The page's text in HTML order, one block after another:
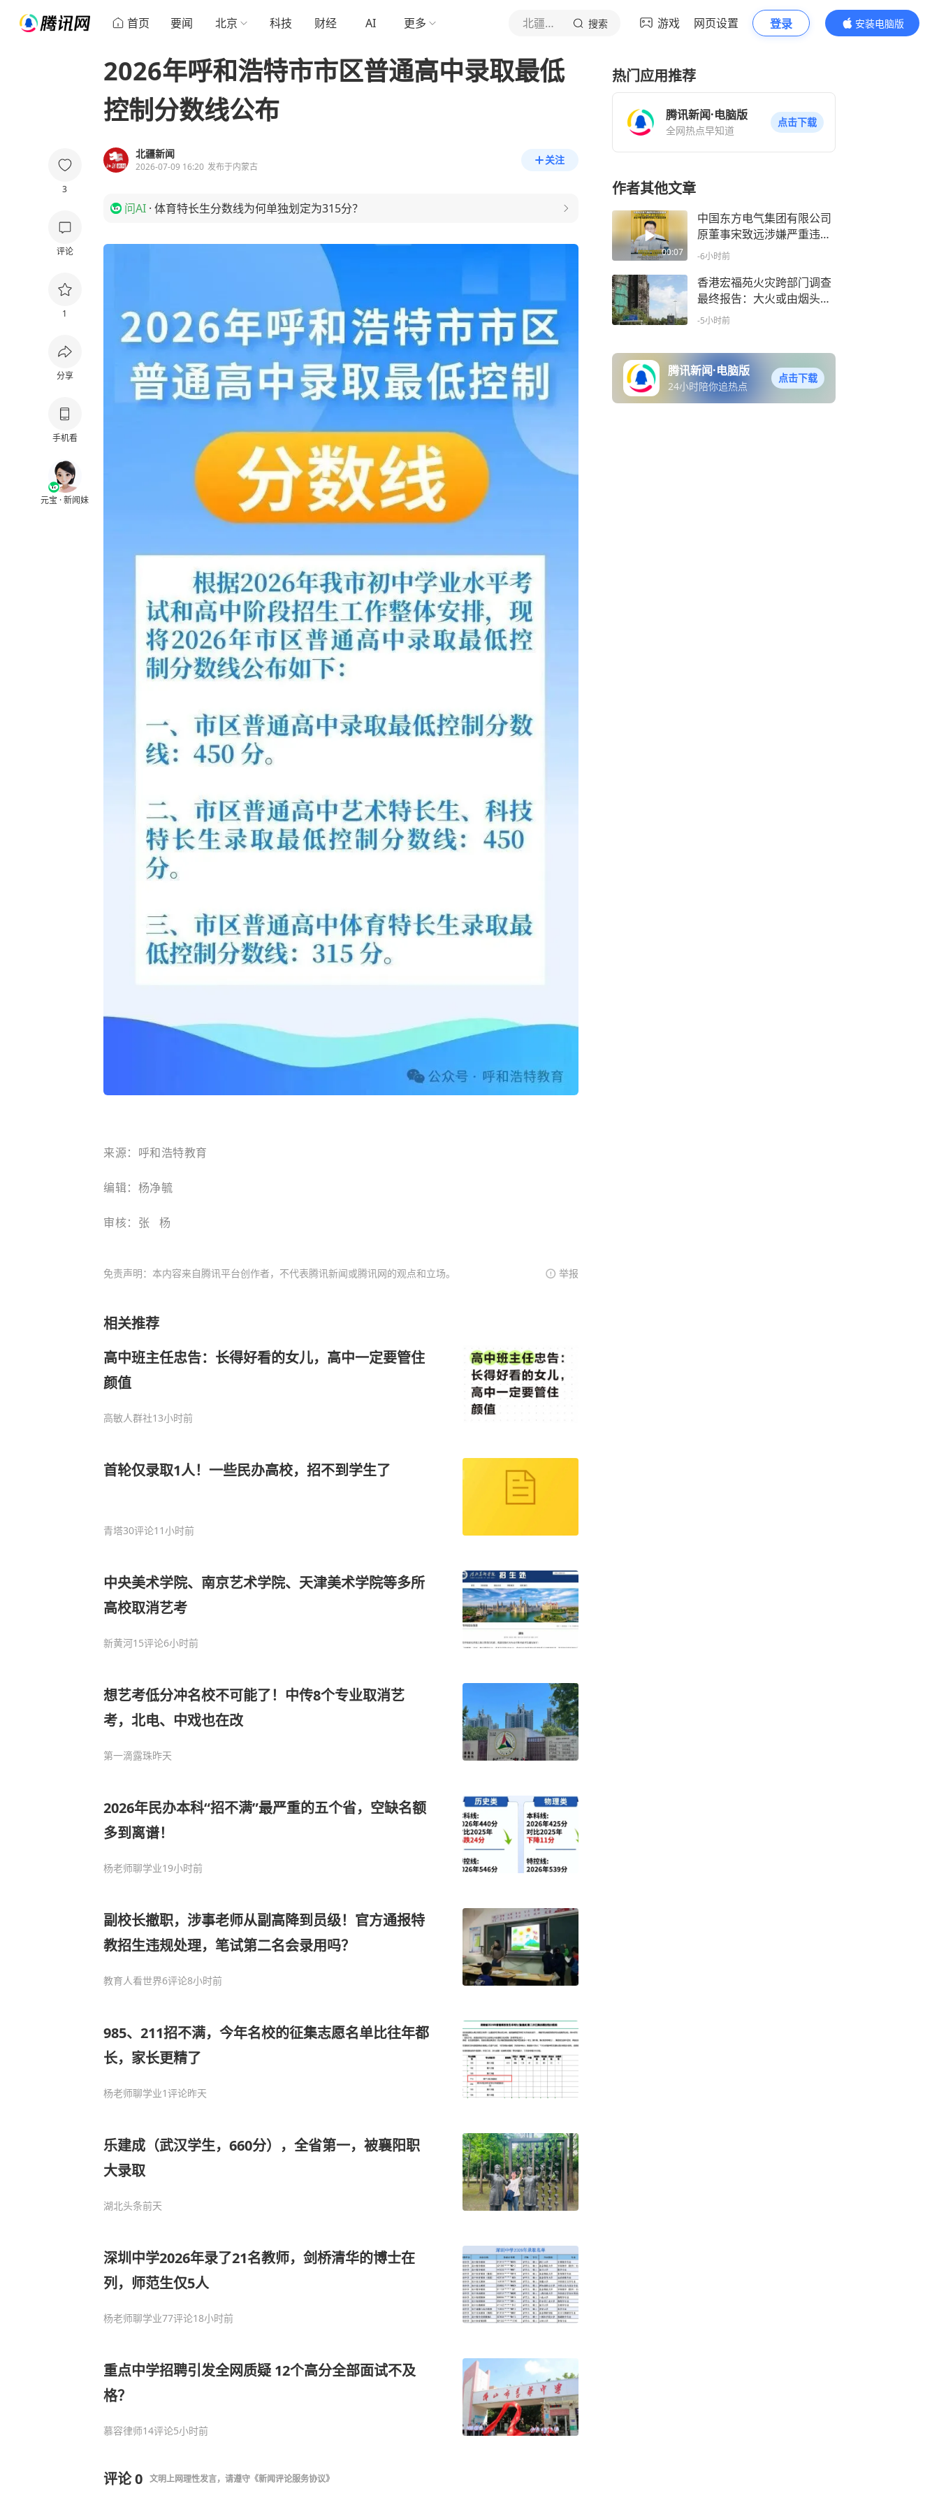
首页 要闻 北京 科技 财经 AI 更多 北疆新闻 搜索 游戏 网页设置 登录
安装电脑版
内容更精彩
3
评论
1
分享
手机看
元宝 · 新闻妹
2026年呼和浩特市市区普通高中录取最低
控制分数线公布
北疆新闻
2026-07-09 16:20 发布于内蒙古
关注
问AI · 体育特长生分数线为何单独划定为315分？
来源：呼和浩特教育
编辑：杨净毓
审核：张 杨
免责声明：本内容来自腾讯平台创作者，不代表腾讯新闻或腾讯网的观点和立场。 举报
相关推荐
高中班主任忠告：长得好看的女儿，高中一定要管住
颜值
高敏人群社13小时前
首轮仅录取1人！一些民办高校，招不到学生了
青塔30评论11小时前
中央美术学院、南京艺术学院、天津美术学院等多所
高校取消艺考
新黄河15评论6小时前
想艺考低分冲名校不可能了！中传8个专业取消艺
考，北电、中戏也在改
第一滴露珠昨天
2026年民办本科“招不满”最严重的五个省，空缺名额
多到离谱！
杨老师聊学业19小时前
副校长撤职，涉事老师从副高降到员级！官方通报特
教招生违规处理，笔试第二名会录用吗？
教育人看世界6评论8小时前
985、211招不满，今年名校的征集志愿名单比往年都
长，家长更精了
杨老师聊学业1评论昨天
乐建成（武汉学生，660分），全省第一，被襄阳职
大录取
湖北头条前天
深圳中学2026年录了21名教师，剑桥清华的博士在
列，师范生仅5人
杨老师聊学业77评论18小时前
重点中学招聘引发全网质疑 12个高分全部面试不及
格？
慕容律师14评论5小时前
评论0 文明上网理性发言，请遵守 《新闻评论服务协议》
热门应用推荐
腾讯新闻·电脑版
全网热点早知道
点击下载
作者其他文章
00:07
中国东方电气集团有限公司
原董事宋致远涉嫌严重违纪
违法被查，曾任中国储备粮
-6小时前
香港宏福苑火灾跨部门调查
最终报告：大火或由烟头引
起
-5小时前
腾讯新闻·电脑版
24小时陪你追热点
点击下载